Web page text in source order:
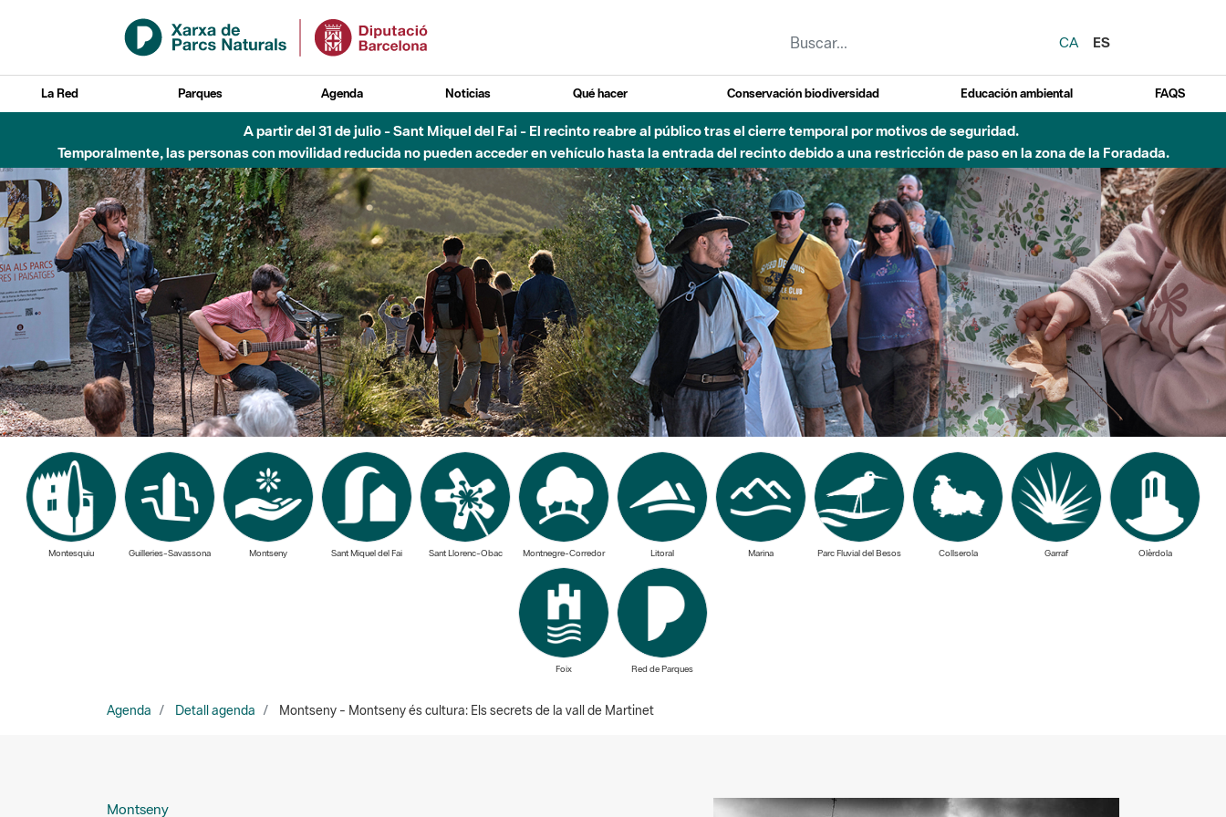
Saltar al contenido principal
CA
ES
La Red Parques Agenda Noticias Qué hacer Conservación biodiversidad Educación ambiental FAQS
Hasta diciembre de 2026 - Parque Fluvial Besós - Afectaciones en el cauce del Parque Fluvial del Besòs debido a obras de construcción de una pasarela sobre el río
Montesquiu Guilleries-Savassona Sant Miquel del Fai Sant Llorenc-Obac Montnegre-Corredor Parc Fluvial del Besos Olèrdola
Foix Red de Parques